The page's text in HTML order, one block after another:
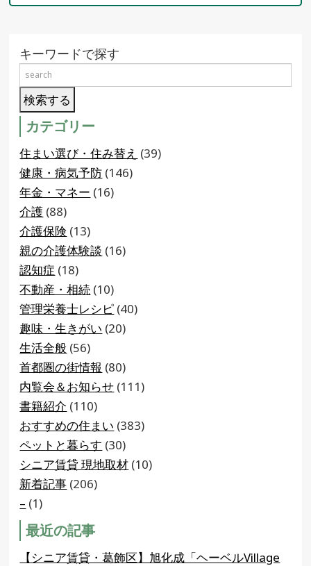
キーワードで探す
カテゴリー
住まい選び・住み替え (39)
健康・病気予防 (146)
年金・マネー (16)
介護 (88)
介護保険 (13)
親の介護体験談 (16)
認知症 (18)
不動産・相続 (10)
管理栄養士レシピ (40)
趣味・生きがい (20)
生活全般 (56)
首都圏の街情報 (80)
内覧会＆お知らせ (111)
書籍紹介 (110)
おすすめの住まい (383)
ペットと暮らす (30)
シニア賃貸 現地取材 (10)
新着記事 (206)
– (1)
最近の記事
【シニア賃貸・葛飾区】旭化成「ヘーベルVillage